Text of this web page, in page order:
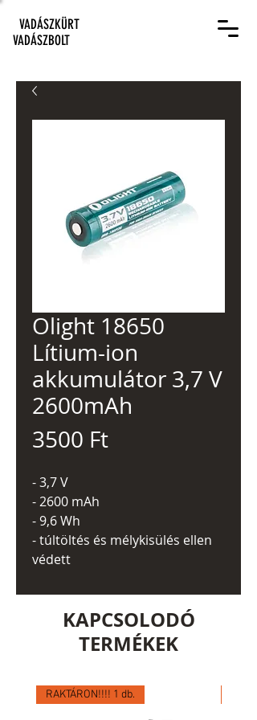
VADÁSZKÜRT
VADÁSZBOLT
Olight 18650
Lítium-ion
akkumulátor 3,7 V
2600mAh
3500 FtÁr
- 3,7 V
- 2600 mAh
- 9,6 Wh
- túltöltés és mélykisülés ellen
védett
KAPCSOLODÓ
TERMÉKEK
RAKTÁRON!!!! 1 db.